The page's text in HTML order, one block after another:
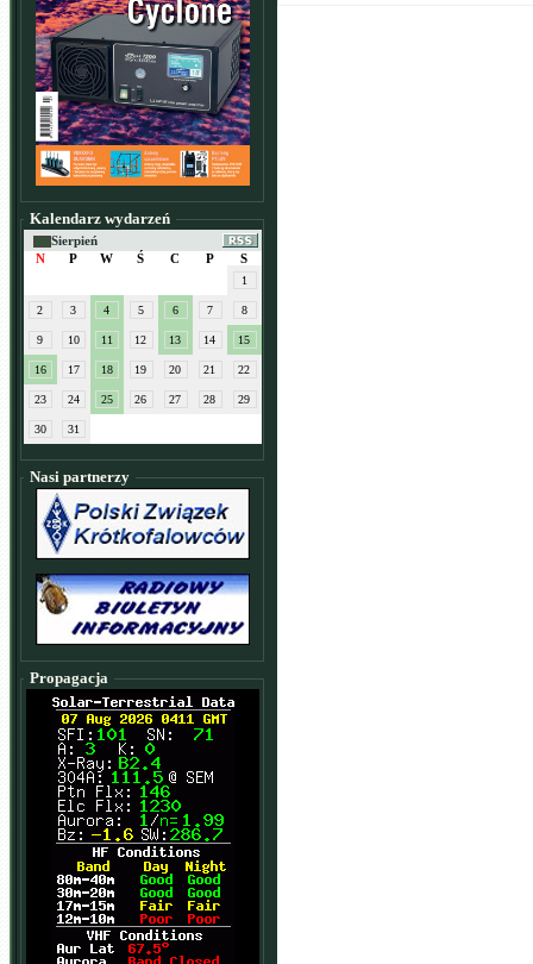
Kalendarz wydarzeń
Sierpień
N
P W Ś C P S
1
2 3 4 5 6 7 8
9 10 11 12 13 14 15
16 17 18 19 20 21 22
23 24 25 26 27 28 29
30 31
Nasi partnerzy
Propagacja